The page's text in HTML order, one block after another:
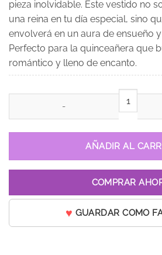
pieza inolvidable. Este vestido no
una reina en tu día especial, sino
envolverá en un aura de ensueño
Perfecto para la quinceañera que
romántico y lleno de encanto.
Vestido de 15 años Priscila Morado /
AÑADIR AL
COMPRAR
GUARDAR COMO